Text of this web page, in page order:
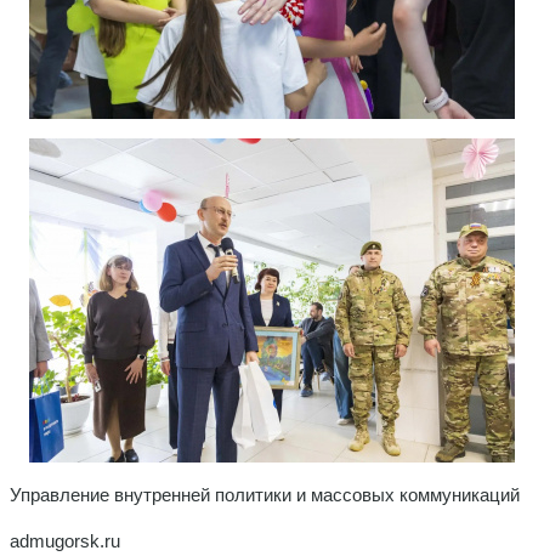
Управление внутренней политики и массовых коммуникаций
admugorsk.ru